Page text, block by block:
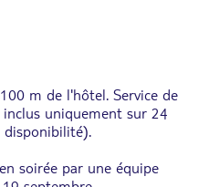
m de l'hôtel. Service de
uniquement sur 24
disponibilité).
soirée par une équipe